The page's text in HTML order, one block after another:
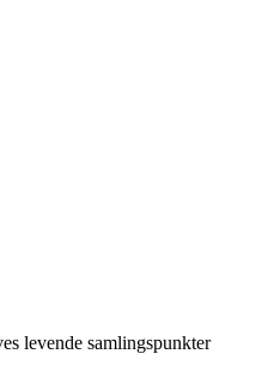
levende samlingspunkter